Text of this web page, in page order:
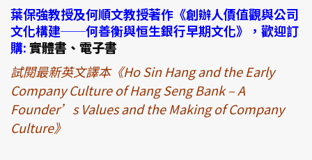
葉保強教授及何順文教授著作《創辦人價值觀與公司
文化構建──何善衡與恒生銀行早期文化》，歡迎訂
購:實體書、電子書
試閱最新英文譯本《Ho Sin Hang and the Early
Company Culture of Hang Seng Bank – A
Founder’s Values and the Making of Company
Culture》